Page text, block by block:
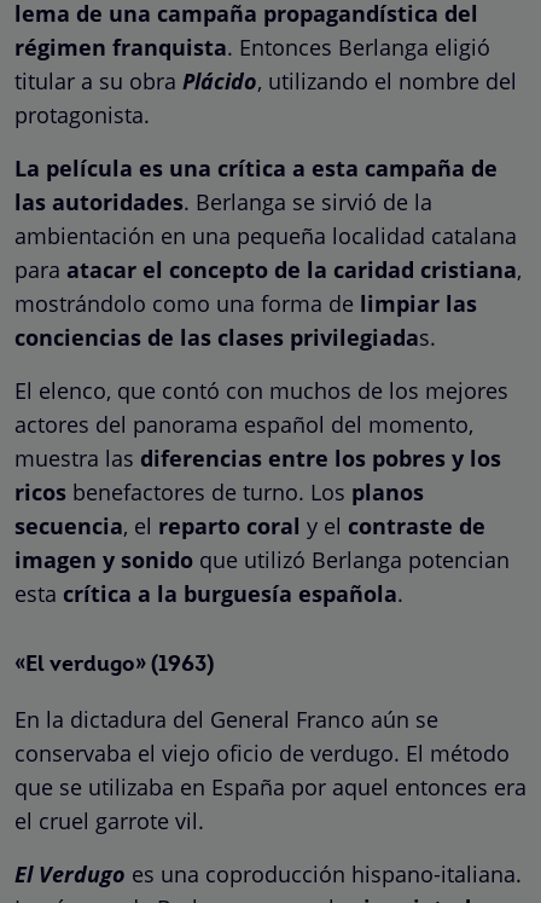
lema de una campaña propagandística del
régimen franquista. Entonces Berlanga eligió
titular a su obra Plácido, utilizando el nombre del
protagonista.
La película es una crítica a esta campaña de
las autoridades. Berlanga se sirvió de la
ambientación en una pequeña localidad catalana
para atacar el concepto de la caridad cristiana,
mostrándolo como una forma de limpiar las
conciencias de las clases privilegiadas.
El elenco, que contó con muchos de los mejores
actores del panorama español del momento,
muestra las diferencias entre los pobres y los
ricos benefactores de turno. Los planos
secuencia, el reparto coral y el contraste de
imagen y sonido que utilizó Berlanga potencian
esta crítica a la burguesía española.
«El verdugo» (1963)
En la dictadura del General Franco aún se
conservaba el viejo oficio de verdugo. El método
que se utilizaba en España por aquel entonces era
el cruel garrote vil.
El Verdugo es una coproducción hispano-italiana.